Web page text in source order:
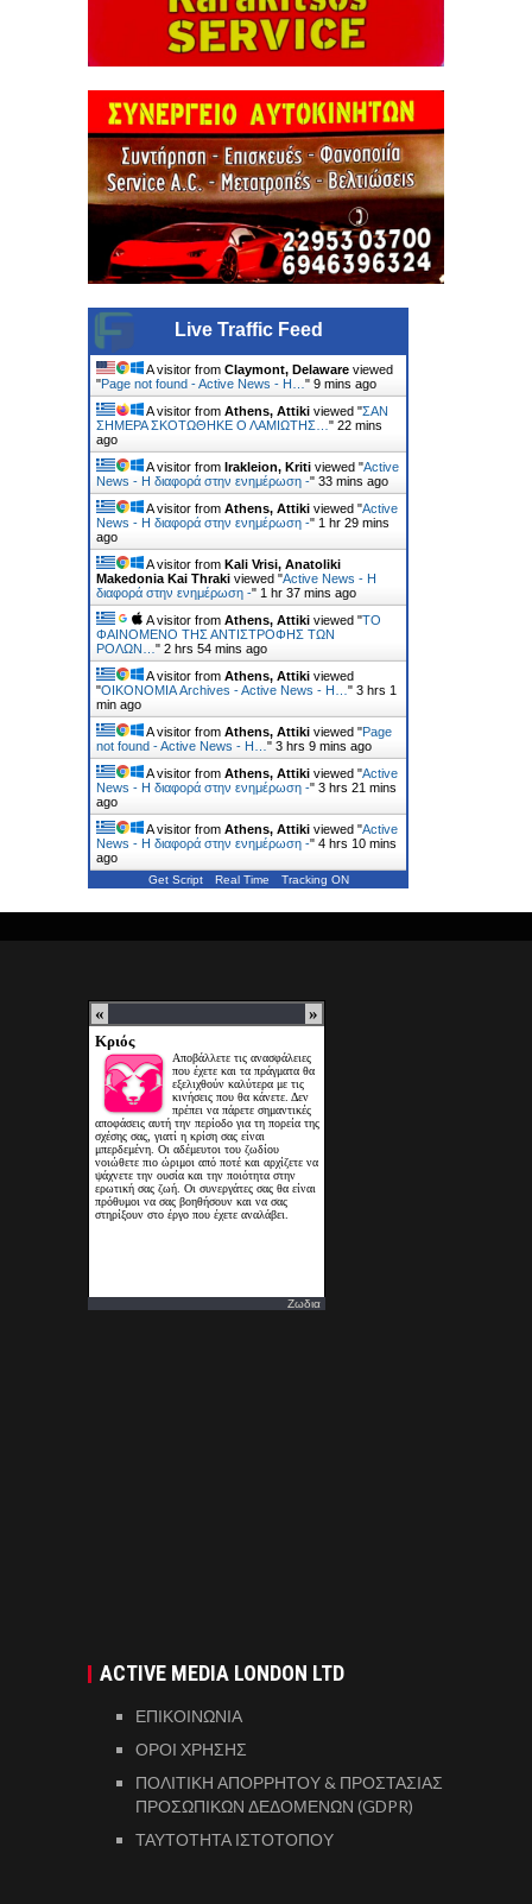
Live Traffic Feed
A visitor from Claymont, Delaware viewed
"Page not found - Active News - Η… " 9 mins ago
A visitor from Athens, Attiki viewed "ΣΑΝ
ΣΗΜΕΡΑ ΣΚΟΤΩΘΗΚΕ Ο ΛΑΜΙΩΤΗΣ… " 22 mins
ago
A visitor from Irakleion, Kriti viewed "Active
News - Η διαφορά στην ενημέρωση -" 33 mins ago
A visitor from Athens, Attiki viewed "Active
News - Η διαφορά στην ενημέρωση -" 1 hr 29 mins
ago
A visitor from Kali Vrisi, Anatoliki
Makedonia Kai Thraki viewed "Active News - Η
διαφορά στην ενημέρωση -" 1 hr 37 mins ago
A visitor from Athens, Attiki viewed "ΤΟ
ΦΑΙΝΟΜΕΝΟ ΤΗΣ ΑΝΤΙΣΤΡΟΦΗΣ ΤΩΝ
ΡΟΛΩΝ… " 2 hrs 54 mins ago
A visitor from Athens, Attiki viewed
"ΟΙΚΟΝΟΜΙΑ Archives - Active News - Η… " 3 hrs 1
min ago
A visitor from Athens, Attiki viewed "Page
not found - Active News - Η… " 3 hrs 9 mins ago
A visitor from Athens, Attiki viewed "Active
News - Η διαφορά στην ενημέρωση -" 3 hrs 21 mins
ago
A visitor from Athens, Attiki viewed "Active
News - Η διαφορά στην ενημέρωση -" 4 hrs 10 mins
ago
Get Script Real Time Tracking ON
Ζωδια
ACTIVE MEDIA LONDON LTD
ΕΠΙΚΟΙΝΩΝΙΑ
ΟΡΟΙ ΧΡΗΣΗΣ
ΠΟΛΙΤΙΚΗ ΑΠΟΡΡΗΤΟΥ & ΠΡΟΣΤΑΣΙΑΣ
ΠΡΟΣΩΠΙΚΩΝ ΔΕΔΟΜΕΝΩΝ (GDPR)
ΤΑΥΤΟΤΗΤΑ ΙΣΤΟΤΟΠΟΥ